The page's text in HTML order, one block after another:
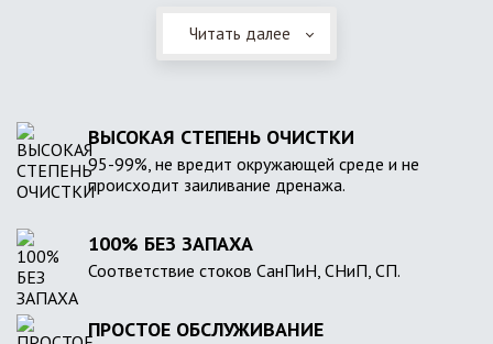
Читать далее
ВЫСОКАЯ СТЕПЕНЬ ОЧИСТКИ
95-99%, не вредит окружающей среде и не
происходит заиливание дренажа.
100% БЕЗ ЗАПАХА
Соответствие стоков СанПиН, СНиП, СП.
ПРОСТОЕ ОБСЛУЖИВАНИЕ